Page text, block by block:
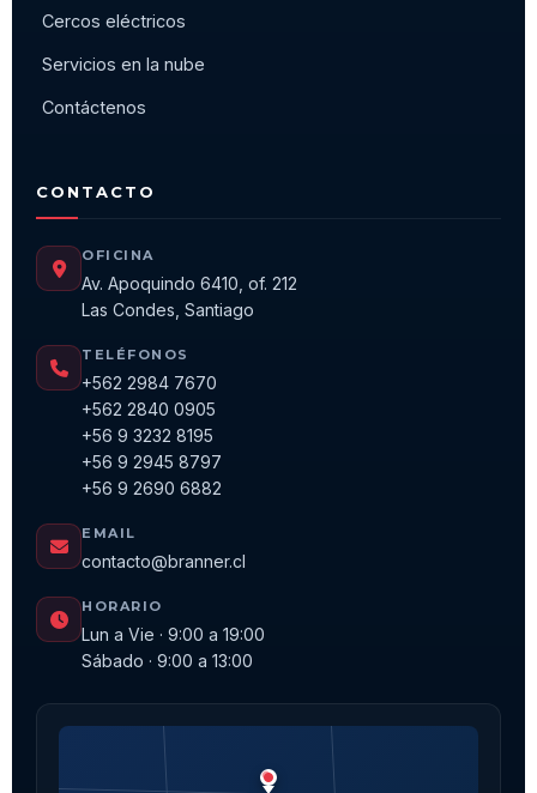
Cercos eléctricos
Servicios en la nube
Contáctenos
CONTACTO
OFICINA
Av. Apoquindo 6410, of. 212
Las Condes, Santiago
TELÉFONOS
+562 2984 7670
+562 2840 0905
+56 9 3232 8195
+56 9 2945 8797
+56 9 2690 6882
EMAIL
contacto@branner.cl
HORARIO
Lun a Vie · 9:00 a 19:00
Sábado · 9:00 a 13:00